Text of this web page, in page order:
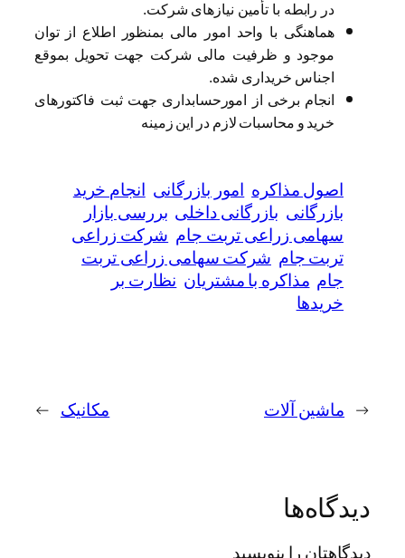
در رابطه با تأمین نیازهای شرکت.
هماهنگی با واحد امور مالی بمنظور اطلاع از توان
موجود و ظرفیت مالی شرکت جهت تحویل بموقع
اجناس خریداری شده.
انجام برخی از امورحسابداری جهت ثبت فاکتورهای
خرید و محاسبات لازم در این زمینه
اصول مذاکره امور بازرگانی انجام خرید
بازرگانی بازرگانی داخلی بررسی بازار
سهامی زراعی تربت جام شرکت زراعی
تربت جام شرکت سهامی زراعی تربت
جام مذاکره با مشتریان نظارت بر
خریدها
← ماشین آلات مکانیک →
دیدگاه‌ها
دیدگاهتان را بنویسید